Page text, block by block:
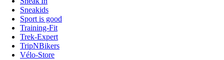
Sneakids
Sport is good
Training-Fit
Trek-Expert
TripNBikers
Vélo-Store